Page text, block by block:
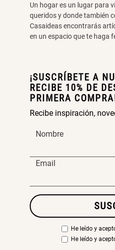
Un hogar es un lugar para
queridos y donde también
Casaideas encontrarás
en un espacio que te haga
¡SUSCRÍBETE A
RECIBE 10% DE
PRIMERA
Recibe inspiración,
Nombre
Email
He leído y
He leído y